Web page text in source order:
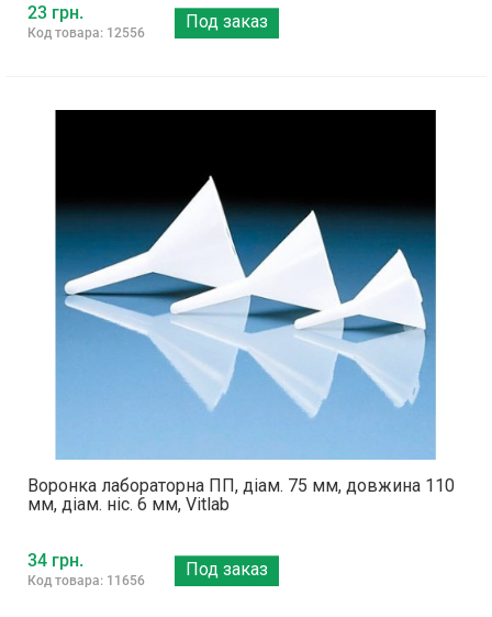
23 грн.
Код товара: 12556
Под заказ
Воронка лабораторна ПП, діам. 75 мм, довжина 110
мм, діам. ніс. 6 мм, Vitlab
34 грн.
Код товара: 11656
Под заказ